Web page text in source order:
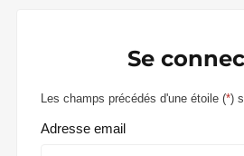
Se
Les champs précédés d'une étoile (*)
Adresse email